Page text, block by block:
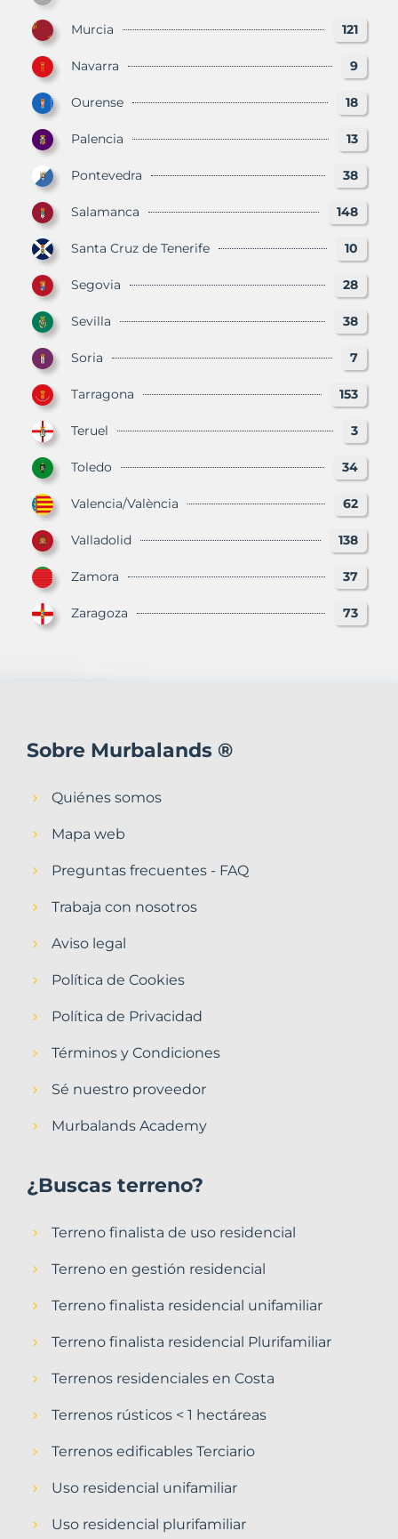
Murcia 121
Navarra 9
Ourense 18
Palencia 13
Pontevedra 38
Salamanca 148
Santa Cruz de Tenerife 10
Segovia 28
Sevilla 38
Soria 7
Tarragona 153
Teruel 3
Toledo 34
Valencia/València 62
Valladolid 138
Zamora 37
Zaragoza 73
Sobre Murbalands ®
Quiénes somos
Mapa web
Preguntas frecuentes - FAQ
Trabaja con nosotros
Aviso legal
Política de Cookies
Política de Privacidad
Términos y Condiciones
Sé nuestro proveedor
Murbalands Academy
¿Buscas terreno?
Terreno finalista de uso residencial
Terreno en gestión residencial
Terreno finalista residencial unifamiliar
Terreno finalista residencial Plurifamiliar
Terrenos residenciales en Costa
Terrenos rústicos < 1 hectáreas
Terrenos edificables Terciario
Uso residencial unifamiliar
Uso residencial plurifamiliar